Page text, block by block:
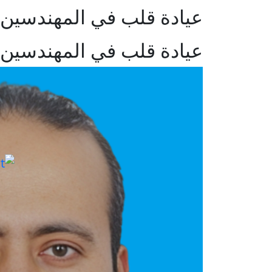
عيادة قلب في المهندسين
عيادة قلب في المهندسين